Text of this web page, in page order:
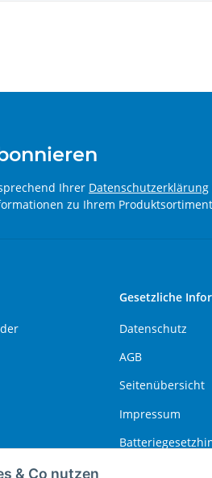
& Co nutzen
Ihrer Datenschutzerklärung
zu Ihrem
Gesetzliche
Datenschutz
AGB
Seitenübersicht
Impressum